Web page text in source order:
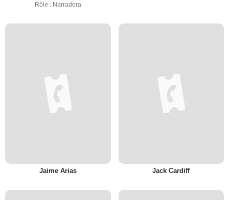
Rôle : Narradora
Jaime Arias Jack Cardiff